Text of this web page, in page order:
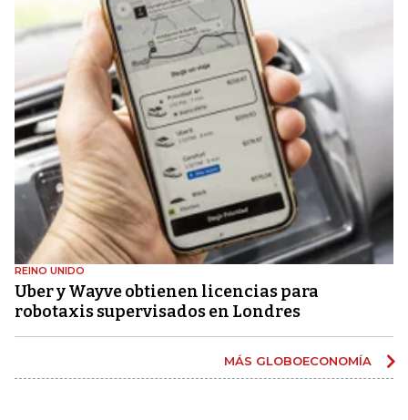
REINO UNIDO
Uber y Wayve obtienen licencias para
robotaxis supervisados ​​en Londres
MÁS GLOBOECONOMÍA